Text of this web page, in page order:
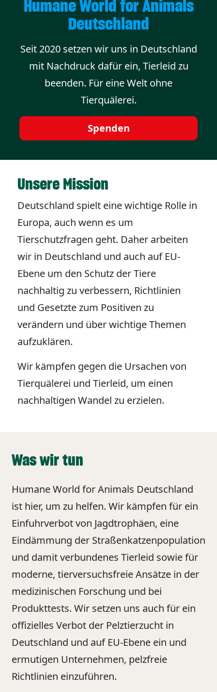
Humane World for Animals
Deutschland
Seit 2020 setzen wir uns in Deutschland
mit Nachdruck dafür ein, Tierleid zu
beenden. Für eine Welt ohne
Tierquälerei.
Spenden
Unsere Mission
Deutschland spielt eine wichtige Rolle in
Europa, auch wenn es um
Tierschutzfragen geht. Daher arbeiten
wir in Deutschland und auch auf EU-
Ebene um den Schutz der Tiere
nachhaltig zu verbessern, Richtlinien
und Gesetzte zum Positiven zu
verändern und über wichtige Themen
aufzuklären.
Wir kämpfen gegen die Ursachen von
Tierquälerei und Tierleid, um einen
nachhaltigen Wandel zu erzielen.
Was wir tun
Humane World for Animals Deutschland
ist hier, um zu helfen. Wir kämpfen für ein
Einfuhrverbot von Jagdtrophäen, eine
Eindämmung der Straßenkatzenpopulation
und damit verbundenes Tierleid sowie für
moderne, tierversuchsfreie Ansätze in der
medizinischen Forschung und bei
Produkttests. Wir setzen uns auch für ein
offizielles Verbot der Pelztierzucht in
Deutschland und auf EU-Ebene ein und
ermutigen Unternehmen, pelzfreie
Richtlinien einzuführen.